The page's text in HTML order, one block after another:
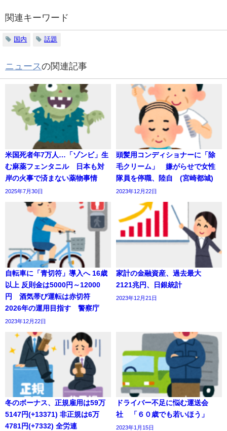
関連キーワード
国内 話題
ニュースの関連記事
米国死者年7万人…「ゾンビ」生
む麻薬フェンタニル 日本も対
岸の火事で済まない薬物事情
2025年7月30日
頭髪用コンディショナーに「除
毛クリーム」 嫌がらせで女性
隊員を停職、陸自 (宮崎都城)
2023年12月22日
自転車に「青切符」導入へ 16歳
以上 反則金は5000円～12000
円 酒気帯び運転は赤切符
2026年の運用目指す 警察庁
2023年12月22日
家計の金融資産、過去最大
2121兆円、日銀統計
2023年12月21日
冬のボーナス、正規雇用は59万
5147円(+13371) 非正規は6万
4781円(+7332) 全労連
ドライバー不足に悩む運送会
社 「６０歳でも若いほう」
2023年1月15日